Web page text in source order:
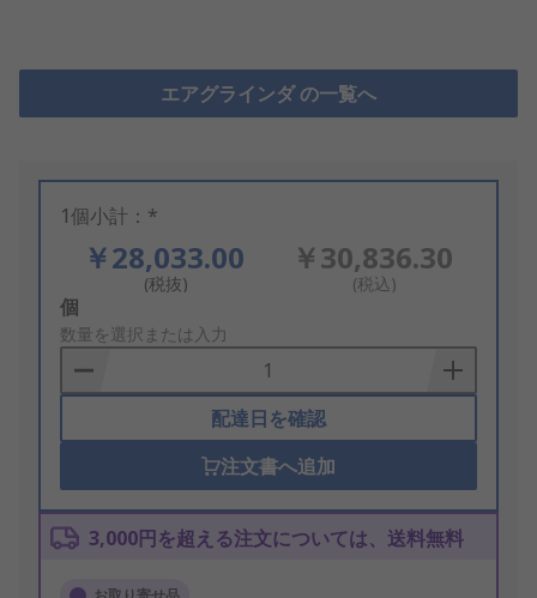
エアグラインダ の一覧へ
1個小計：*
￥28,033.00
(税抜)
￥30,836.30
(税込)
Add
to
Basket
個
数量を選択または入力
配達日を確認
注文書へ追加
3,000円を超える注文については、送料無料